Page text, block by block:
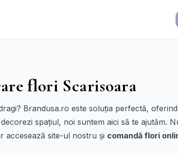
flori Scarisoara
Brandusa.ro este soluția perfectă,
spațiul, noi suntem aici să te ajutăm.
accesează site-ul nostru și comandă flori